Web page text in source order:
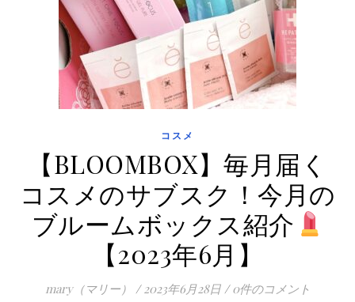
コスメ
【BLOOMBOX】毎月届く
コスメのサブスク！今月の
ブルームボックス紹介
【2023年6月】
mary（マリー） / 2023年6月28日 / 0件のコメント